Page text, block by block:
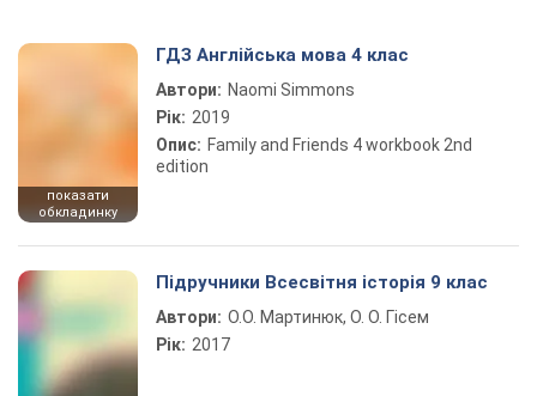
показати
обкладинку
ГДЗ Англійська мова 4 клас
Автори: Naomi Simmons
Рік: 2019
Опис: Family and Friends 4 workbook 2nd
edition
Підручники Всесвітня історія 9 клас
Автори: О.О. Мартинюк, О. О. Гісем
Рік: 2017